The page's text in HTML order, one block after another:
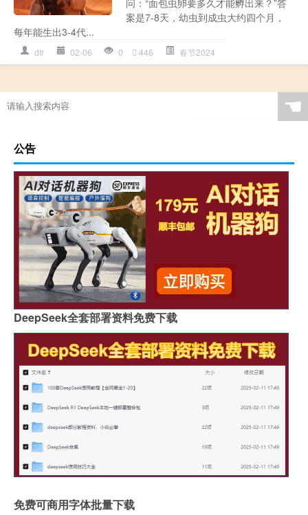
问：“面包虫卵要多久才能孵出来？”答
案是7-8天，幼虫到成虫大约四个月，
每年能生出3-4代...
dtr 02-06 0 446 春节2024
☚
公告
DeepSeek全套部署资料免费下载
免费可商用字体批量下载